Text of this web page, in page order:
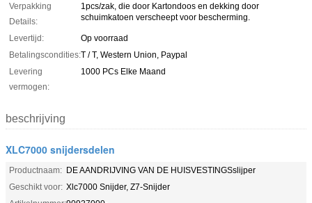
Verpakking
Details:
1pcs/zak, die door Kartondoos en dekking door
schuimkatoen verscheept voor bescherming.
Levertijd:
Op voorraad
Betalingscondities:T / T, Western Union, Paypal
Levering
vermogen:
1000 PCs Elke Maand
beschrijving
XLC7000 snijdersdelen
Productnaam: DE AANDRIJVING VAN DE HUISVESTINGSslijper
Geschikt voor: Xlc7000 Snijder, Z7-Snijder